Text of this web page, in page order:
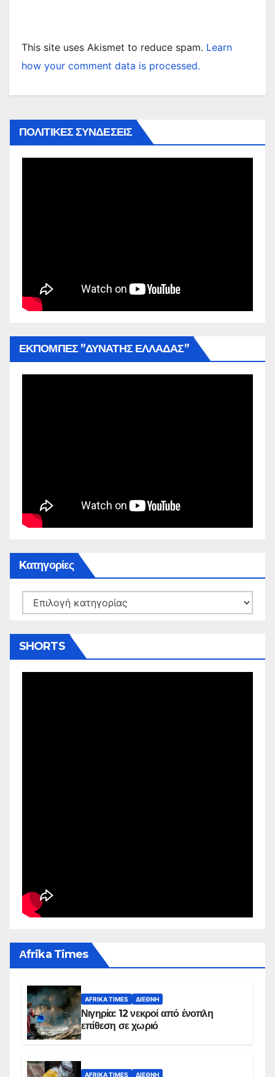
This site uses Akismet to reduce spam. Learn
how your comment data is processed.
ΠΟΛΙΤΙΚΕΣ ΣΥΝΔΕΣΕΙΣ
ΕΚΠΟΜΠΕΣ ”ΔΥΝΑΤΗΣ ΕΛΛΑΔΑΣ”
Kατηγορίες
Kατηγορίες
SHORTS
Αfrika Times
AFRIKA TIMES ΔΙΕΘΝΉ
Νιγηρία: 12 νεκροί από ένοπλη
επίθεση σε χωριό
AFRIKA TIMES ΔΙΕΘΝΉ